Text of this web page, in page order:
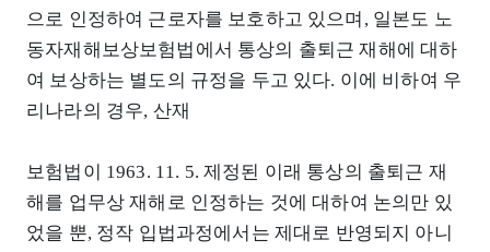
으로 인정하여 근로자를 보호하고 있으며, 일본도 노
동자재해보상보험법에서 통상의 출퇴근 재해에 대하
여 보상하는 별도의 규정을 두고 있다. 이에 비하여 우
리나라의 경우, 산재
보험법이 1963. 11. 5. 제정된 이래 통상의 출퇴근 재
해를 업무상 재해로 인정하는 것에 대하여 논의만 있
었을 뿐, 정작 입법과정에서는 제대로 반영되지 아니